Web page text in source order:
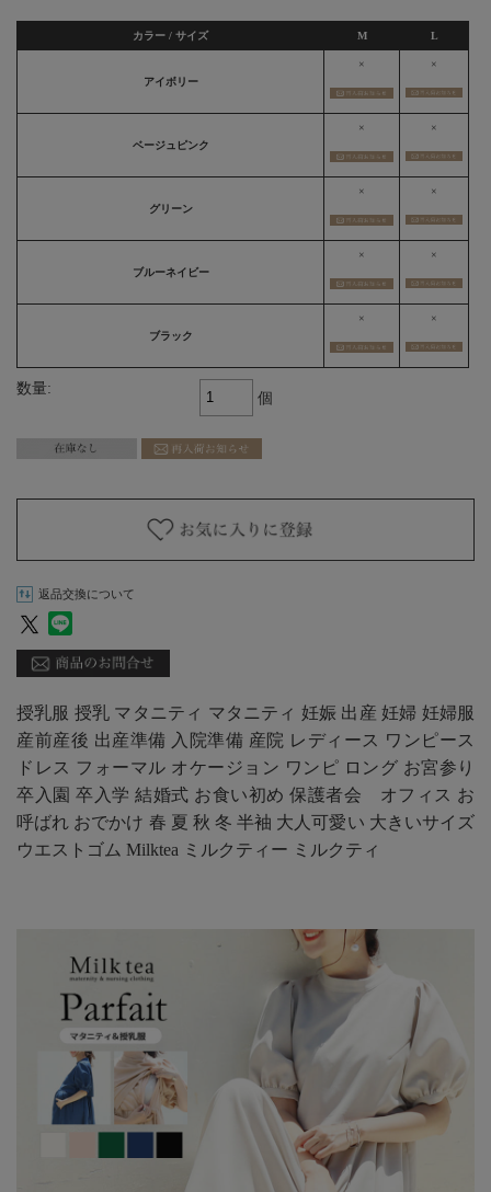
カラー / サイズ M L
アイボリー
× ×
ベージュピンク
× ×
グリーン
× ×
ブルーネイビー
× ×
ブラック
× ×
数量:
個
返品交換について
授乳服 授乳 マタニティ マタニティ 妊娠 出産 妊婦 妊婦服
産前産後 出産準備 入院準備 産院 レディース ワンピース
ドレス フォーマル オケージョン ワンピ ロング お宮参り
卒入園 卒入学 結婚式 お食い初め 保護者会 オフィス お
呼ばれ おでかけ 春 夏 秋 冬 半袖 大人可愛い 大きいサイズ
ウエストゴム Milktea ミルクティー ミルクティ